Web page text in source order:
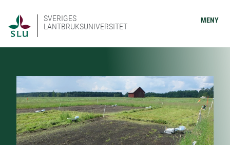
SVERIGES
LANTBRUKSUNIVERSITET
MENY